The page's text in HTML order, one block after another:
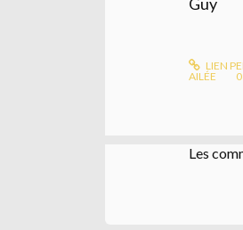
LIEN
AILÉE
0
Les